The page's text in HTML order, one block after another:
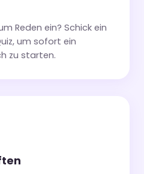
Reden ein? Schick ein
um sofort ein
zu starten.